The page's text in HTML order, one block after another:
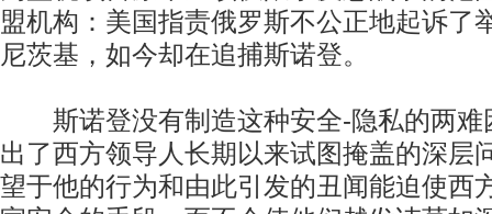
盟机构：美国指责俄罗斯不公正地起诉了
尼茨基，如今却在追捕斯诺登。
斯诺登没有制造这种安全-隐私的两难
出了西方领导人长期以来试图掩盖的深层
望于他的行为和由此引发的丑闻能迫使西